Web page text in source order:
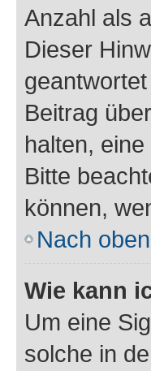
Anzahl als
Dieser
Beitrag
halten,
Bitte
können,
Nach oben
Wie kann
Um eine
solche in